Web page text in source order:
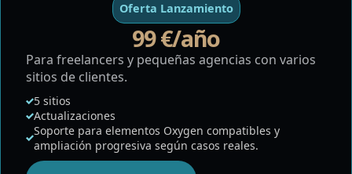
Oferta Lanzamiento
99 €/año
Para freelancers y pequeñas agencias con varios
sitios de clientes.
5 sitios
Actualizaciones
Soporte para elementos Oxygen compatibles y
ampliación progresiva según casos reales.